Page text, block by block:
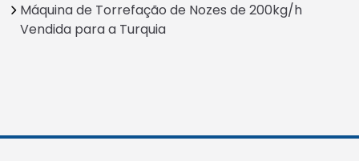
Máquina de Torrefação de Nozes de 200kg/h
Vendida para a Turquia